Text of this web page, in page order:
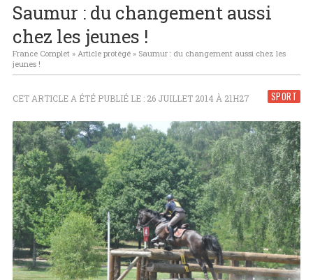
indoor reviennent le 23 Janvier 2027 !
Saumur : du changement aussi
chez les jeunes !
France Complet» Article protégé» Saumur : du changement aussi chez les
jeunes !
SPORT
CET ARTICLE A ÉTÉ PUBLIÉ LE : 26 JUILLET 2014 À 21H27